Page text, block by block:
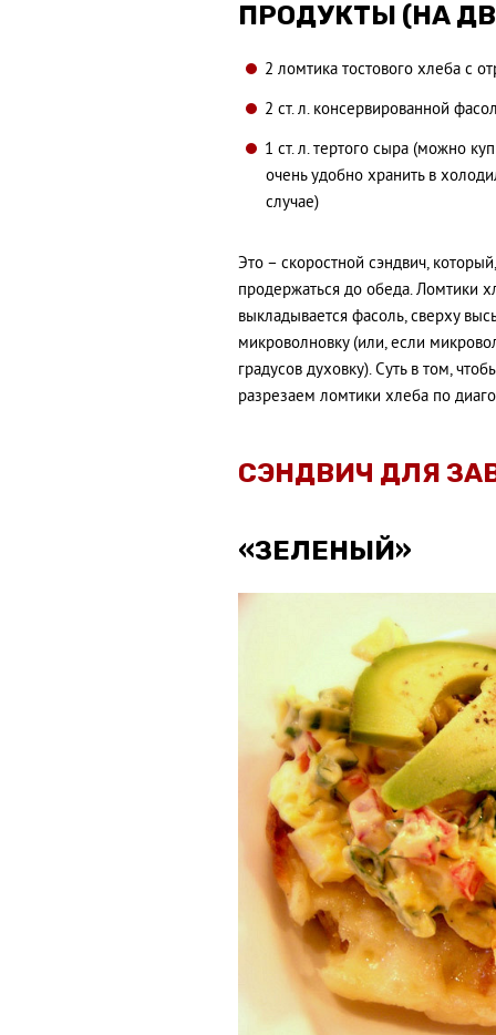
ПРОДУКТЫ (НА
2 ломтика тостового хлеба с
2 ст. л. консервированной
1 ст. л. тертого сыра (можно
очень удобно хранить в
случае)
Это – скоростной сэндвич,
продержаться до обеда. Ломтики
выкладывается фасоль, сверху
микроволновку (или, если
градусов духовку). Суть в том,
разрезаем ломтики хлеба по
СЭНДВИЧ ДЛЯ
«ЗЕЛЕНЫЙ»